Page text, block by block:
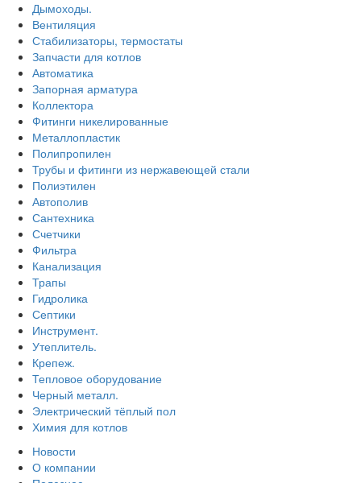
Дымоходы.
Вентиляция
Стабилизаторы, термостаты
Запчасти для котлов
Автоматика
Запорная арматура
Коллектора
Фитинги никелированные
Металлопластик
Полипропилен
Трубы и фитинги из нержавеющей стали
Полиэтилен
Автополив
Сантехника
Счетчики
Фильтра
Канализация
Трапы
Гидролика
Септики
Инструмент.
Утеплитель.
Крепеж.
Тепловое оборудование
Черный металл.
Электрический тёплый пол
Химия для котлов
Новости
О компании